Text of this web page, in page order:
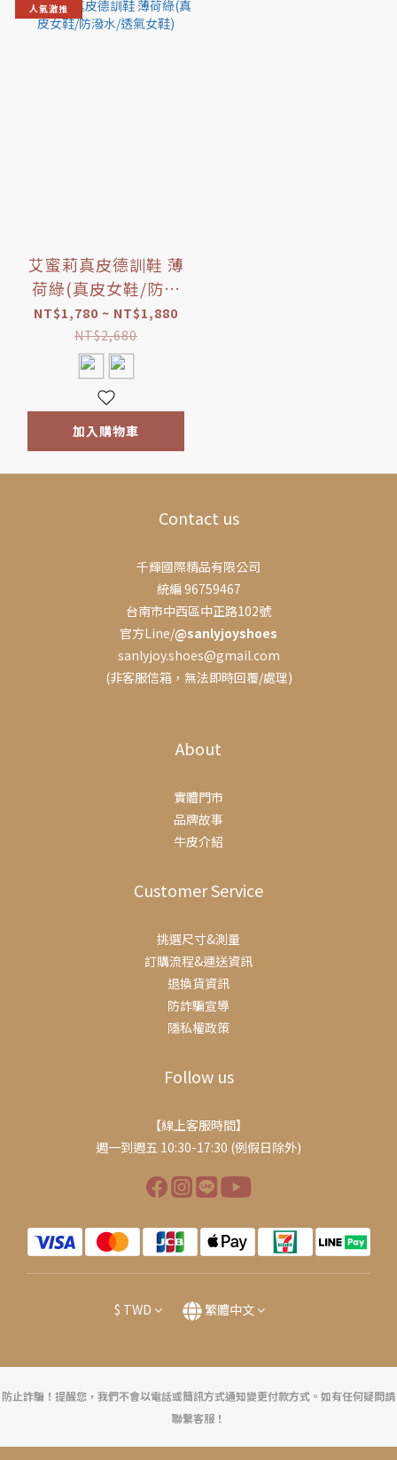
人氣激推
艾蜜莉真皮德訓鞋 薄
荷綠(真皮女鞋/防潑
水/透氣女鞋)
NT$1,780 ~ NT$1,880
NT$2,680
加入購物車
Contact us
千輝國際精品有限公司
統編 96759467
台南市中西區中正路102號
官方Line/@sanlyjoyshoes
sanlyjoy.shoes@gmail.com
(非客服信箱，無法即時回覆/處理)
About
實體門市
品牌故事
牛皮介紹
Customer Service
挑選尺寸&測量
訂購流程&運送資訊
退換貨資訊
防詐騙宣導
隱私權政策
Follow us
【線上客服時間】
週一到週五 10:30-17:30 (例假日除外)
$ TWD 繁體中文
防止詐騙！提醒您，我們不會以電話或簡訊方式通知變更付款方式。如有任何疑問請
聯繫客服！